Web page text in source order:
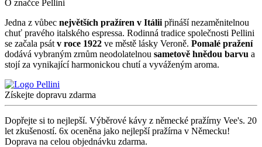
O značce Pellini
Jedna z vůbec největších pražíren v Itálii přináší nezaměnitelnou
chuť pravého italského espressa. Rodinná tradice společnosti Pellini
se začala psát v roce 1922 ve městě lásky Veroně. Pomalé pražení
dodává vybraným zrnům neodolatelnou sametově hnědou barvu a
stojí za vynikající harmonickou chutí a vyváženým aroma.
Získejte dopravu zdarma
Dopřejte si to nejlepší. Výběrové kávy z německé pražírny Vee's. 20
let zkušeností. 6x oceněna jako nejlepší pražírna v Německu!
Doprava na celou objednávku zdarma.